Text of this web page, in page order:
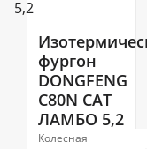
фургон
DONGFENG
C80N САТ
ЛАМБО 5,2
Колесная